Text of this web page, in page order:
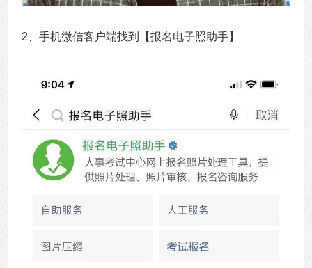
2、手机微信客户端找到【报名电子照助手】